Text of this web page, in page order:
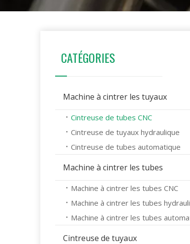
CATÉGORIES
Machine à cintrer les tuyaux
Cintreuse de tubes CNC
Cintreuse de tuyaux hydraulique
Cintreuse de tubes automatique
Machine à cintrer les tubes
Machine à cintrer les tubes CNC
Cintreuse de tuyaux